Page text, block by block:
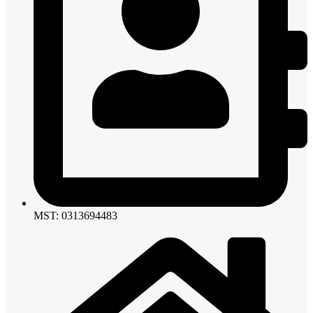
MST: 0313694483